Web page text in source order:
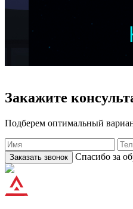
Закажите
Подберем оптимальный
Заказать звонок Спасибо за